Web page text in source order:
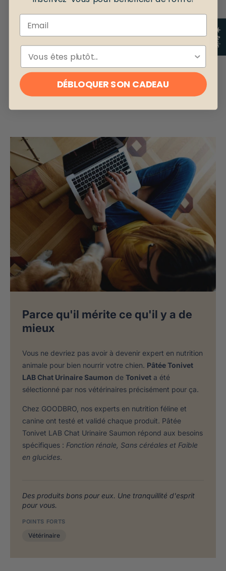
Parce qu'il mérite ce qu'il y a de
mieux
Vous ne devriez pas avoir à devenir expert en nutrition
animale pour bien nourrir votre chien. Pâtée Tonivet
LAB Chat Urinaire Saumon de Tonivet a été
sélectionné par nos vétérinaires précisément pour ça.
Chez GOODBRO, nos experts en nutrition féline et
canine ont testé et validé chaque produit. Pâtée
Tonivet LAB Chat Urinaire Saumon répond aux besoins
spécifiques : Fonction rénale, Sans céréales et Faible
en glucides.
Des produits bons pour eux. Une tranquillité d'esprit
pour vous.
POINTS FORTS
Vétérinaire
★ Avis
DÉBLOQUER SON CADEAU